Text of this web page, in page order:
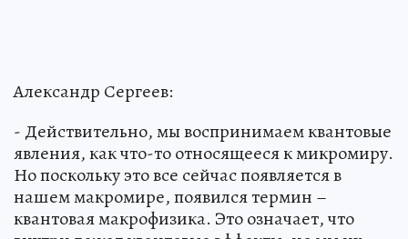
Александр Сергеев:
- Действительно, мы воспринимаем квантовые
явления, как что-то относящееся к микромиру.
Но поскольку это все сейчас появляется в
нашем макромире, появился термин –
квантовая макрофизика. Это означает, что